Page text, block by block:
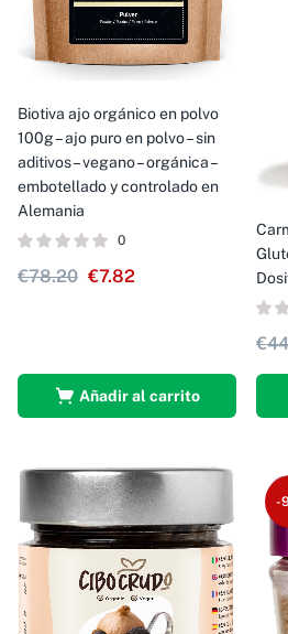
Biotiva ajo orgánico en polvo
100g – ajo puro en polvo – sin
aditivos – vegano – orgánica –
embotellado y controlado en
Alemania
0
€78.20 €7.82
Añadir al carrito
€
-